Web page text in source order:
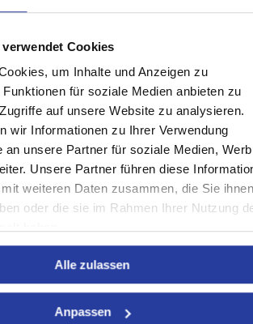
verwendet Cookies
um Inhalte und Anzeigen zu
für soziale Medien anbieten zu
auf unsere Website zu analysieren.
wir Informationen zu Ihrer Verwendung
an unsere Partner für soziale Medien,
Unsere Partner führen diese
weiteren Daten zusammen, die Sie ihnen
oder die sie im Rahmen Ihrer Nutzung
Alle zulassen
Anpassen
Tages-Trips durch Andalusien sollte definitiv
Plaza de la Corredera enden, an dem Sie
Salmorejogenießen können.
und Sevilla
des Trips, aber es gibt noch viele Dinge
Sie den ersten Teil des Tages mit einem
von Cordoba, und verpassen Sie dabei
Katholischen Monarchen
köstlichen Gerüchen und farbenfrohen
wenn Sie sich für einen Besuch im
desPatios-Festivals